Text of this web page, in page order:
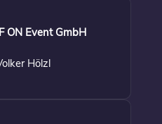
ON Event GmbH
Hölzl